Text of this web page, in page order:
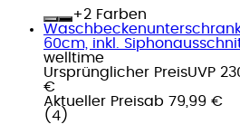
+
Farben
Waschbeckenunterschrank
60cm, inkl.
welltime
Ursprünglicher PreisUVP
€
Aktueller Preisab 79,99 €
( 4 )